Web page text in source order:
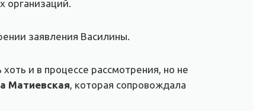
организаций.
заявления Василины.
и в процессе рассмотрения, но не
Матиевская , которая сопровождала